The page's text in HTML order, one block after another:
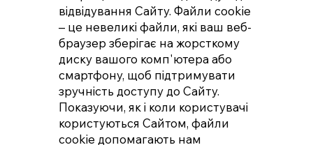
відвідування Сайту. Файли cookie
– це невеликі файли, які ваш веб-
браузер зберігає на жорсткому
диску вашого комп'ютера або
смартфону, щоб підтримувати
зручність доступу до Сайту.
Показуючи, як і коли користувачі
користуються Сайтом, файли
cookie допомагають нам